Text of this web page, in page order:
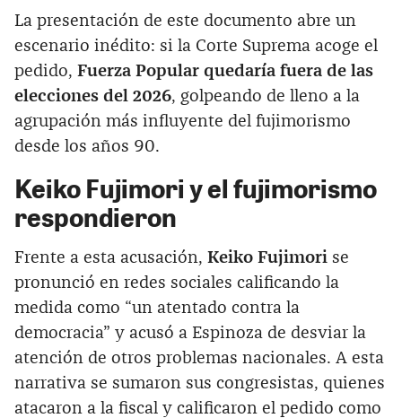
La presentación de este documento abre un
escenario inédito: si la Corte Suprema acoge el
pedido, Fuerza Popular quedaría fuera de las
elecciones del 2026, golpeando de lleno a la
agrupación más influyente del fujimorismo
desde los años 90.
Keiko Fujimori y el fujimorismo
respondieron
Frente a esta acusación, Keiko Fujimori se
pronunció en redes sociales calificando la
medida como “un atentado contra la
democracia” y acusó a Espinoza de desviar la
atención de otros problemas nacionales. A esta
narrativa se sumaron sus congresistas, quienes
atacaron a la fiscal y calificaron el pedido como